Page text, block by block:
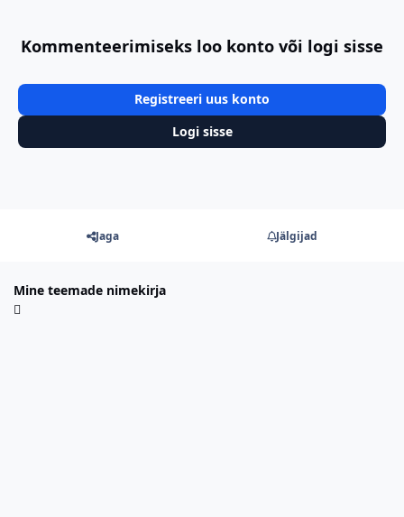
Kommenteerimiseks loo konto või logi sisse
Registreeri uus konto
Logi sisse
Jaga Jälgijad
Mine teemade nimekirja